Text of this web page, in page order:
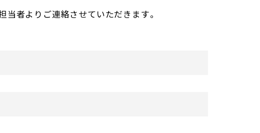
当者よりご連絡させていただきます。